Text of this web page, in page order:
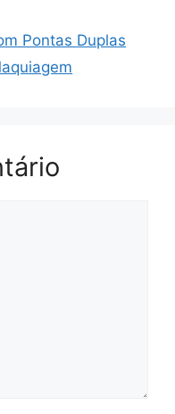
Pontas Duplas